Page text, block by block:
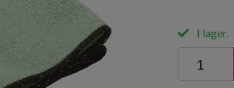
I lager.